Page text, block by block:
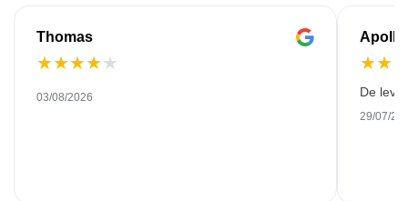
Thomas
★★★★★
03/08/2026
★★
De
29/07/